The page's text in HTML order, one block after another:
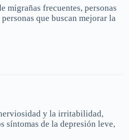
migrañas frecuentes, personas
que buscan mejorar la
y la irritabilidad,
síntomas de la depresión leve,